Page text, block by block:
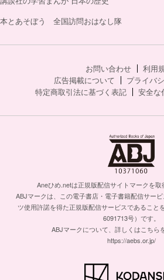
本とあそぼう 全国訪問おはなし隊
お問い合わせ
利用
広告掲載について
プライバ
特定商取引法に基づく表記
安全な
Aneひめ.netは正規版配信サイトマークを取
ABJマークは、この電子書店・電子書籍配信サー
ツ使用許諾を得た正規版配信サービスであること
6091713号）です。
ABJマークについて、詳しくはこちら
https://aebs.or.jp/